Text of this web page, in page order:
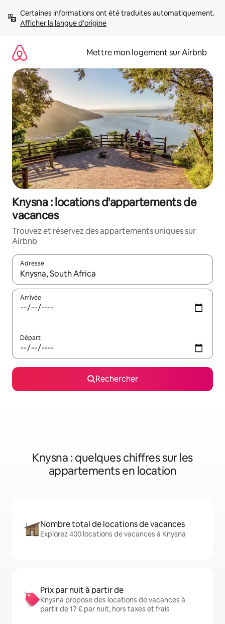
directement
Afficher la langue d'origine
Mettre mon logement sur Airbnb
Knysna : locations d'appartements de
vacances
Trouvez et réservez des appartements uniques sur
Airbnb
Adresse
Lorsque les résultats s'affichent, utilisez les flèches vers le
Arrivée
Départ
Rechercher
Knysna : quelques chiffres sur les
appartements en location
Nombre total de locations de vacances
Explorez 400 locations de vacances à Knysna
Prix par nuit à partir de
Knysna propose des locations de vacances à
partir de 17 € par nuit, hors taxes et frais